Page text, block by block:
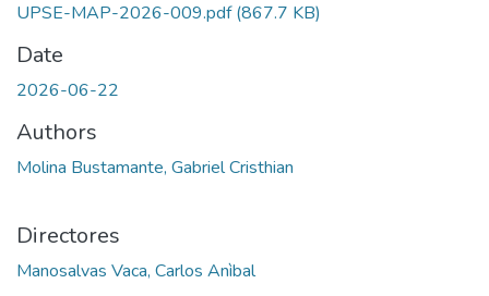
UPSE-MAP-2026-009.pdf(867.7 KB)
Date
2026-06-22
Authors
Molina Bustamante, Gabriel Cristhian
Directores
Manosalvas Vaca, Carlos Anìbal